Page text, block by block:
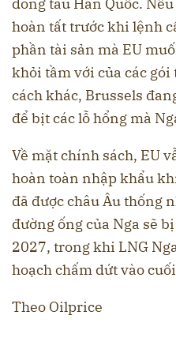
hoàn tất trước khi lệnh
phần tài sản mà EU
khỏi tầm với của các
cách khác, Brussels
để bịt các lỗ hổng mà
Về mặt chính sách, EU
hoàn toàn nhập khẩu
đã được châu Âu thống
đường ống của Nga sẽ
2027, trong khi LNG
hoạch chấm dứt vào
Theo Oilprice